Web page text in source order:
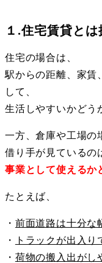
１.住宅賃貸と
住宅の場合は、
駅からの距離、家賃
して、
生活しやすいかどう
一方、倉庫や工場の
借り手が見ているの
事業として使えるか
たとえば、
・ 前面道路は十分な
・
トラックが出入り
・ 荷物の搬入出がし